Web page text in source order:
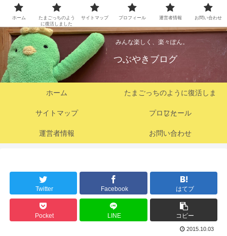
みんな楽しく、楽々ぽん。
つぶやきブログ
ホーム たまごっちのように復活しま
した
サイトマップ プロフィール
運営者情報 お問い合わせ
Twitter Facebook はてブ
Pocket LINE コピー
2015.10.03
ホーム
たまごっちのよう
に復活しました
サイトマップ プロフィール 運営者情報 お問い合わせ